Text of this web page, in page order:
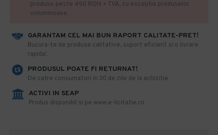
GARANTAM CEL MAI BUN RAPORT CALITATE-PRET!
​Bucura-te de produse calitative, suport eficient si o livrare
rapida!
PRODUSUL POATE FI RETURNAT!
De catre consumatori in 30 de zile de la achizitie
ACTIVI IN SEAP
Produs disponibil si pe www.e-licitatie.ro
produse peste 490 RON + TVA, cu exceptia produselor
voluminoase.